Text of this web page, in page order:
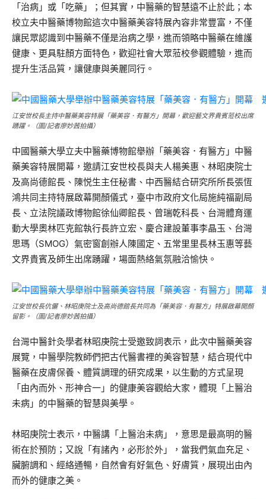
「治病」或「吃藥」；但其實，中醫藥的智慧遠不止於此；本
校立夫中醫藥博物館這次中醫藥美容特展內容非常豐富，不僅
讓民眾認識到中醫藥不僅是治病之學，進而領略中醫藥在維護
健康、更具駐顏方面特色，歡迎社會大眾蒞校參觀體驗，進而
提升生活品質，讓健康與美麗同行。
江安世校長主持中醫藥美容特展「藥美容．有醫方」開幕，歡迎藝文界貴賓蒞校出席
踴躍。（圖/記者廖妙茜拍攝）
中國醫藥大學立夫中醫藥博物館舉辦「藥美容．有醫方」中醫
藥美容特展開幕，邀請江安世校長與夫人楊美惠、林昭庚院士
及高尚德館長、陳悦生主任秘書、中西醫結合研究所所長張恆
鴻共同主持特展啟幕開顏儀式，臺中市政府文化局施純福副局
長、立法院議政博物館徐仙卿館長、曾瑞乾科長、台灣體育運
動大學奧林匹克館執行長許立宏、慶合建設董事李晶玉、台灣
思瑪（SMOG）氣密窗創辦人陳國定、五常里里長林玉惠等藝
文界貴賓及師生出席踴躍，場面熱絡氣氛融洽愉快。
江安世校長伉儷、林昭庚院士及高尚德館長共同為「藥美容．有醫方」特展啟幕開顏
留影。（圖/記者廖妙茜拍攝）
台灣中醫針灸學者林昭庚院士受邀致詞表示，此次中醫藥美容
展覽，中醫學院教師們把古代醫書裡的美容智慧，結合現代中
醫藥在皮膚保養、體質調理的研究成果，以生動的方式呈現
「由內而外、形神合一」的健康美容觀給大家，體現「上醫治
未病」的中醫藥的智慧與美學。
林昭庚院士表示，中醫講「上醫治未病」，意思是最高明的醫
術在於預防；又說「有諸內，必形於外」，當我們氣血充足、
臟腑調和、經絡通暢，自然會有好氣色、好膚質，展現出由內
而外的健康之美。